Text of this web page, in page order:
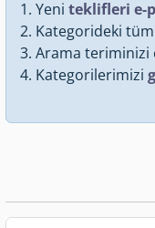
Yeni teklifleri e-
Kategorideki tüm
Arama teriminizi
Kategorilerimizi